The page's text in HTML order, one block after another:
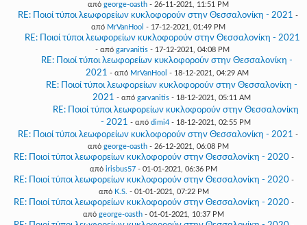
από george-oasth- 26-11-2021, 11:51 PM
RE: Ποιοί τύποι λεωφορείων κυκλοφορούν στην Θεσσαλονίκη - 2021 -
από MrVanHool - 17-12-2021, 01:49 PM
RE: Ποιοί τύποι λεωφορείων κυκλοφορούν στην Θεσσαλονίκη - 2021
- από garvanitis - 17-12-2021, 04:08 PM
RE: Ποιοί τύποι λεωφορείων κυκλοφορούν στην Θεσσαλονίκη -
2021 - από MrVanHool - 18-12-2021, 04:29 AM
RE: Ποιοί τύποι λεωφορείων κυκλοφορούν στην Θεσσαλονίκη -
2021 - από garvanitis- 18-12-2021, 05:11 AM
RE: Ποιοί τύποι λεωφορείων κυκλοφορούν στην Θεσσαλονίκη
- 2021 - από dimi4 - 18-12-2021, 02:55 PM
RE: Ποιοί τύποι λεωφορείων κυκλοφορούν στην Θεσσαλονίκη - 2021 -
από george-oasth- 26-12-2021, 06:08 PM
RE: Ποιοί τύποι λεωφορείων κυκλοφορούν στην Θεσσαλονίκη - 2020 -
από irisbus57 - 01-01-2021, 06:36 PM
RE: Ποιοί τύποι λεωφορείων κυκλοφορούν στην Θεσσαλονίκη - 2020 -
από K.S. - 01-01-2021, 07:22 PM
RE: Ποιοί τύποι λεωφορείων κυκλοφορούν στην Θεσσαλονίκη - 2020 -
από george-oasth - 01-01-2021, 10:37 PM